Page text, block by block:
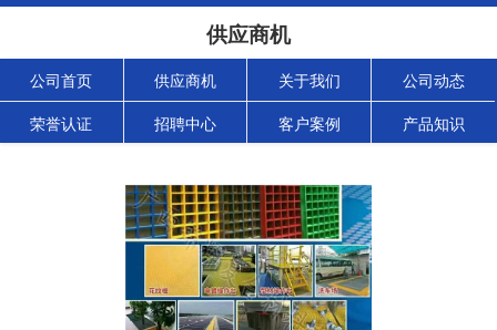
供应商机
公司首页 供应商机 关于我们 公司动态
荣誉认证 招聘中心 客户案例 产品知识